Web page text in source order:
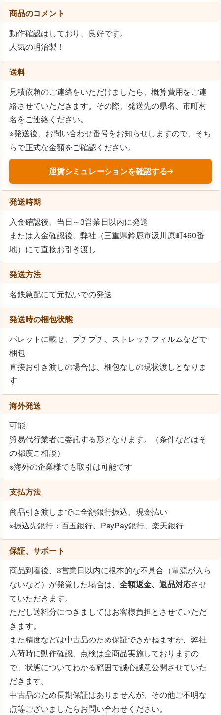
商品のコメント
動作確認はしており、良好です。
人気の明治製！
送料
見積依頼のご連絡をいただけましたら、概算費用をご連
絡させていただきます。その際、発送先の県名、市町村
名をご連絡ください。
※発送後、お問い合わせ番号をお知らせしますので、そち
らで正式な金額をご確認ください。
運賃シミュレーションを確認する
発送時期
入金確認後、当日～3営業日以内に発送
または入金確認後、弊社（三重県鈴鹿市汲川原町460番
地）にて直接お引き渡し
発送方法
名鉄急配にて元払いでの発送
発送時の梱包状態
パレットに載せ、プチプチ、ストレッチフィルムなどで
梱包
直接お引き渡しの場合は、梱包なしの現状渡しとなりま
す
海外発送
可能
貿易代行業者に委託する形となります。（条件などはそ
の都度ご相談）
※海外の企業様でも取引は可能です
支払方法
商品引き渡しまでに全額銀行振込、現金払い
※振込先銀行：百五銀行、PayPay銀行、楽天銀行
保証、サポート
商品到着後、3営業日以内に根本的な不具合（電源が入ら
ないなど）が発覚した場合は、 全額返金、返品対応させ
ていただきます。
ただし送料分につきましてはお客様負担とさせていただ
きます。
また精度などは中古品のため保証できかねますが、弊社
入荷時に動作確認、点検は全商品実施しておりますの
で、状態についてわかる範囲で誠心誠意公開させていた
だきます。
中古品のため長期保証はありませんが、その他ご不明な
点等ございましたらお問い合わせください。